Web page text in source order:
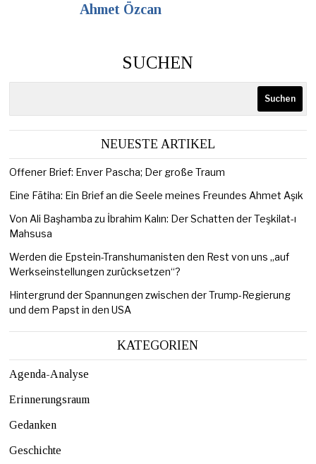
Ahmet Özcan
SUCHEN
Suchen
NEUESTE ARTIKEL
Offener Brief: Enver Pascha; Der große Traum
Eine Fātiha: Ein Brief an die Seele meines Freundes Ahmet Aşık
Von Ali Başhamba zu İbrahim Kalın: Der Schatten der Teşkilat-ı
Mahsusa
Werden die Epstein-Transhumanisten den Rest von uns „auf
Werkseinstellungen zurücksetzen“?
Hintergrund der Spannungen zwischen der Trump-Regierung
und dem Papst in den USA
KATEGORIEN
Agenda-Analyse
Erinnerungsraum
Gedanken
Geschichte